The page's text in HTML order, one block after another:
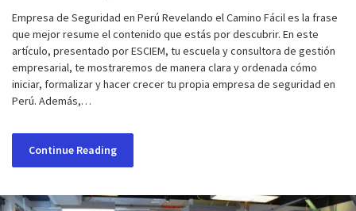
Empresa de Seguridad en Perú Revelando el Camino Fácil es la frase
que mejor resume el contenido que estás por descubrir. En este
artículo, presentado por ESCIEM, tu escuela y consultora de gestión
empresarial, te mostraremos de manera clara y ordenada cómo
iniciar, formalizar y hacer crecer tu propia empresa de seguridad en
Perú. Además,…
Continue Reading